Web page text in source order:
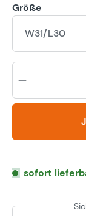
Größe
W31/L30
sofort